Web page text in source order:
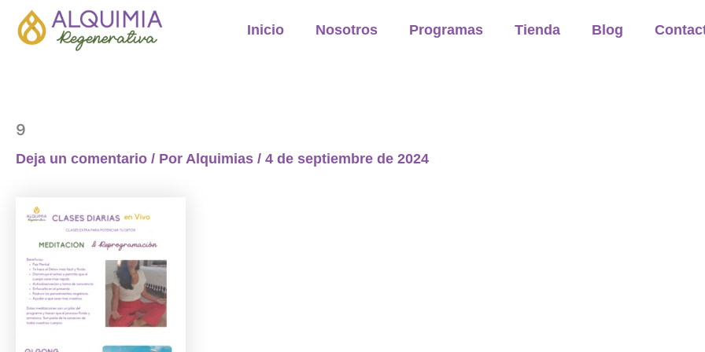
Inicio Nosotros Programas Tienda Blog
9
Deja un comentario / Por Alquimias / 4 de septiembre de 2024